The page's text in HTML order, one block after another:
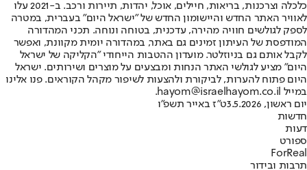
כלכלה וצרכנות, בריאות, חיילים, אוכל, יהדות, תיירות ורכב. ב-2021 עלו
לאוויר האתר החדש והיישומון החדש של "ישראל היום" בעברית, במטרה
לספק לגולשים חוויה מהירה, עדכנית, בטוחה ונוחה. תכני המהדורה
המודפסת של העיתון זמינים גם באתר, במהדורה יומית מקוונת, ואפשר
לקבל אותם גם בניוזלטר. מועדון ההטבות הייחודי "הקליקה של ישראל
היום" מציע לגולשי האתר הנחות ומבצעים על מוצרים ושירותים. ישראל
היום פתוח להערות, לביקורת ולהצעות לשיפור מקהל הקוראים. פנו אלינו
במייל hayom@israelhayom.co.il.
יום ראשון, 3.5.2026
ט"ז באייר תשפ"ו
חדשות
דעות
ספורט
ForReal
תרבות ובידור